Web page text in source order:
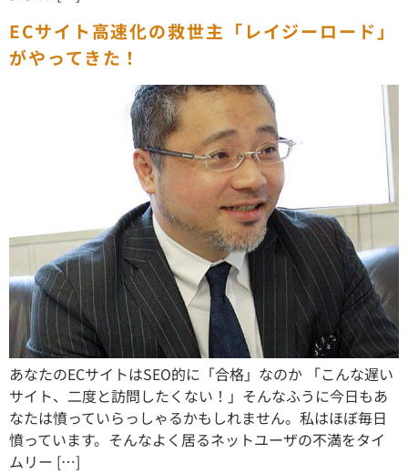
ECサイト高速化の救世主「レイジーロード」
がやってきた！
あなたのECサイトはSEO的に「合格」なのか 「こんな遅い
サイト、二度と訪問したくない！」そんなふうに今日もあ
なたは憤っていらっしゃるかもしれません。私はほぼ毎日
憤っています。そんなよく居るネットユーザの不満をタイ
ムリー […]